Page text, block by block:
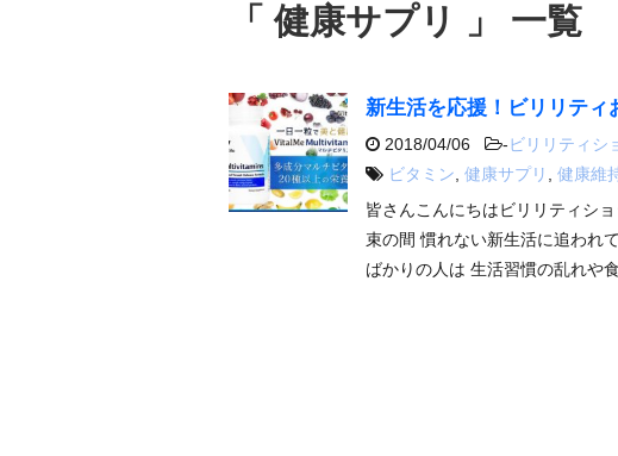
「 健康サプリ 」 一覧
新生活を応援！ビリリティ
2018/04/06 -ビリリティシ
ビタミン 健康サプリ 健康維
皆さんこんにちはビリリティシ
束の間 慣れない新生活に追われ
ばかりの人は 生活習慣の乱れや